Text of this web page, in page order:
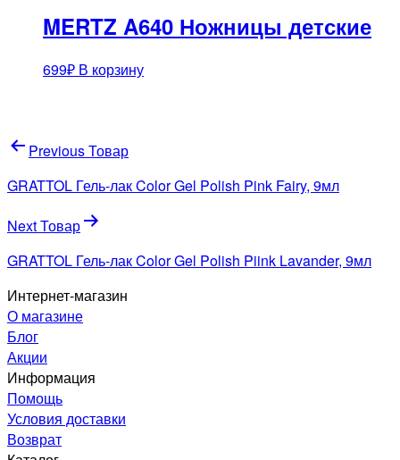
MERTZ A640 Ножницы детские
699₽ В корзину
Навигация
по
записям
Previous Товар
GRATTOL Гель-лак Color Gel Polish Pink Fairy, 9мл
Next Товар
GRATTOL Гель-лак Color Gel Polish Piink Lavander, 9мл
Интернет-магазин
О магазине
Блог
Акции
Информация
Помощь
Условия доставки
Возврат